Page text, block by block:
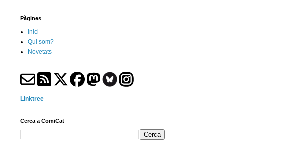
Pàgines
Inici
Qui som?
Novetats
Linktree
Cerca a ComiCat